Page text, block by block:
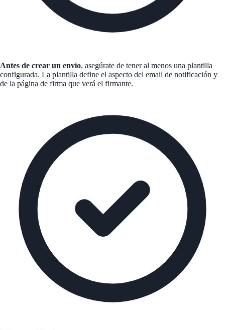
Antes de crear un envío, asegúrate de tener al menos una plantilla
configurada. La plantilla define el aspecto del email de notificación y
de la página de firma que verá el firmante.